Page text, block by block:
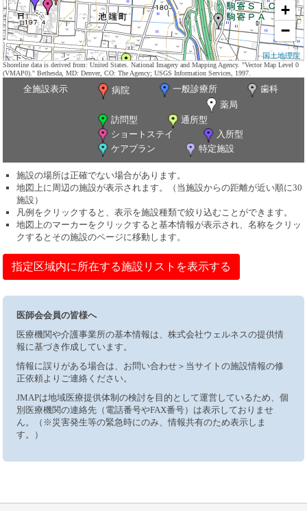
+
−
国土地理院
Shoreline data is derived from: United States. National Imagery and Mapping Agency. "Vector Map Level 0
(VMAP0)." Bethesda, MD: Denver, CO: The Agency; USGS Information Services, 1997.
全施設表示 病院 一般診療所
歯科
薬局
訪問型
通所型
ショートステイ
入所型
ケアプラン
特定施設
施設の場所は正確でない場合があります。
地図上に周辺の施設が表示されます。（当施設からの距離が近い順に30
施設）
凡例をクリックすると、表示を施設種類で絞り込むことができます。
地図上のマーカーをクリックすると基本情報が表示され、名称をクリッ
クするとその施設のページに移動します。
指定区域内に所在する施設リストを表示する
医師会会員の皆様へ
医療機関や介護事業所の基本情報は、株式会社ウェルネスの提供情
報に基づき作成しています。
情報に誤りがある場合は、お問い合わせ＞当サイトの施設情報の修
正依頼よりご連絡ください。
JMAPは地域医療提供体制の検討を目的として運営しているため、個
別医療機関の連絡先（電話番号やFAX番号）は表示しておりませ
ん。（※災害発生等の緊急時にのみ、情報共有のため表示しま
す。）